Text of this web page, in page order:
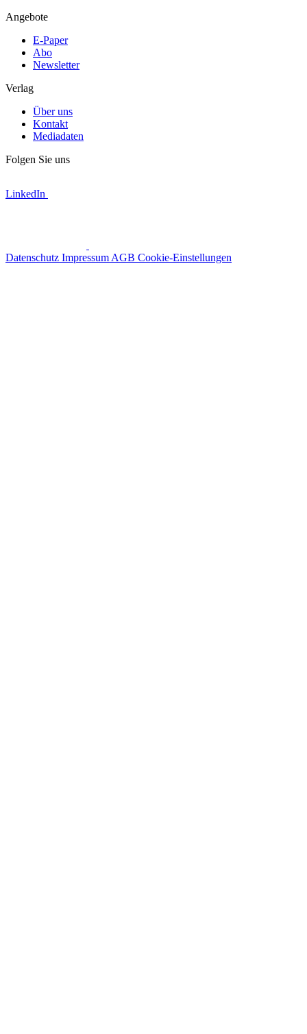
Angebote
E-Paper
Abo
Newsletter
Verlag
Über uns
Kontakt
Mediadaten
Folgen Sie uns
LinkedIn
Datenschutz Impressum AGB Cookie-Einstellungen